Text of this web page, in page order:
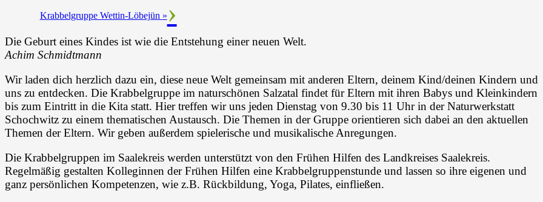
Krabbelgruppe Wettin-Löbejün »
Die Geburt eines Kindes ist wie die Entstehung einer neuen Welt.
Achim Schmidtmann
Wir laden dich herzlich dazu ein, diese neue Welt gemeinsam mit anderen Eltern, deinem Kind/deinen Kindern und
uns zu entdecken. Die Krabbelgruppe im naturschönen Salzatal findet für Eltern mit ihren Babys und Kleinkindern
bis zum Eintritt in die Kita statt. Hier treffen wir uns jeden Dienstag von 9.30 bis 11 Uhr in der Naturwerkstatt
Schochwitz zu einem thematischen Austausch. Die Themen in der Gruppe orientieren sich dabei an den aktuellen
Themen der Eltern. Wir geben außerdem spielerische und musikalische Anregungen.
Die Krabbelgruppen im Saalekreis werden unterstützt von den Frühen Hilfen des Landkreises Saalekreis.
Regelmäßig gestalten Kolleginnen der Frühen Hilfen eine Krabbelgruppenstunde und lassen so ihre eigenen und
ganz persönlichen Kompetenzen, wie z.B. Rückbildung, Yoga, Pilates, einfließen.